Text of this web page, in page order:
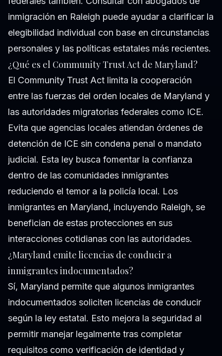
inmigración en Raleigh puede ayudar a clarificar la
elegibilidad individual con base en circunstancias
personales y las políticas estatales más recientes.
¿Qué es el Community Trust Act de Maryland?
El Community Trust Act limita la cooperación
entre las fuerzas del orden locales de Maryland y
las autoridades migratorias federales como ICE.
Evita que agencias locales atiendan órdenes de
detención de ICE sin condena penal o mandato
judicial. Esta ley busca fomentar la confianza
dentro de las comunidades inmigrantes
reduciendo el temor a la policía local. Los
inmigrantes en Maryland, incluyendo Raleigh, se
benefician de estas protecciones en sus
interacciones cotidianas con las autoridades.
¿Maryland emite licencias de conducir a
inmigrantes indocumentados?
Sí, Maryland permite que algunos inmigrantes
indocumentados soliciten licencias de conducir
según la ley estatal. Esto mejora la seguridad al
permitir manejar legalmente tras completar
requisitos como verificación de identidad y